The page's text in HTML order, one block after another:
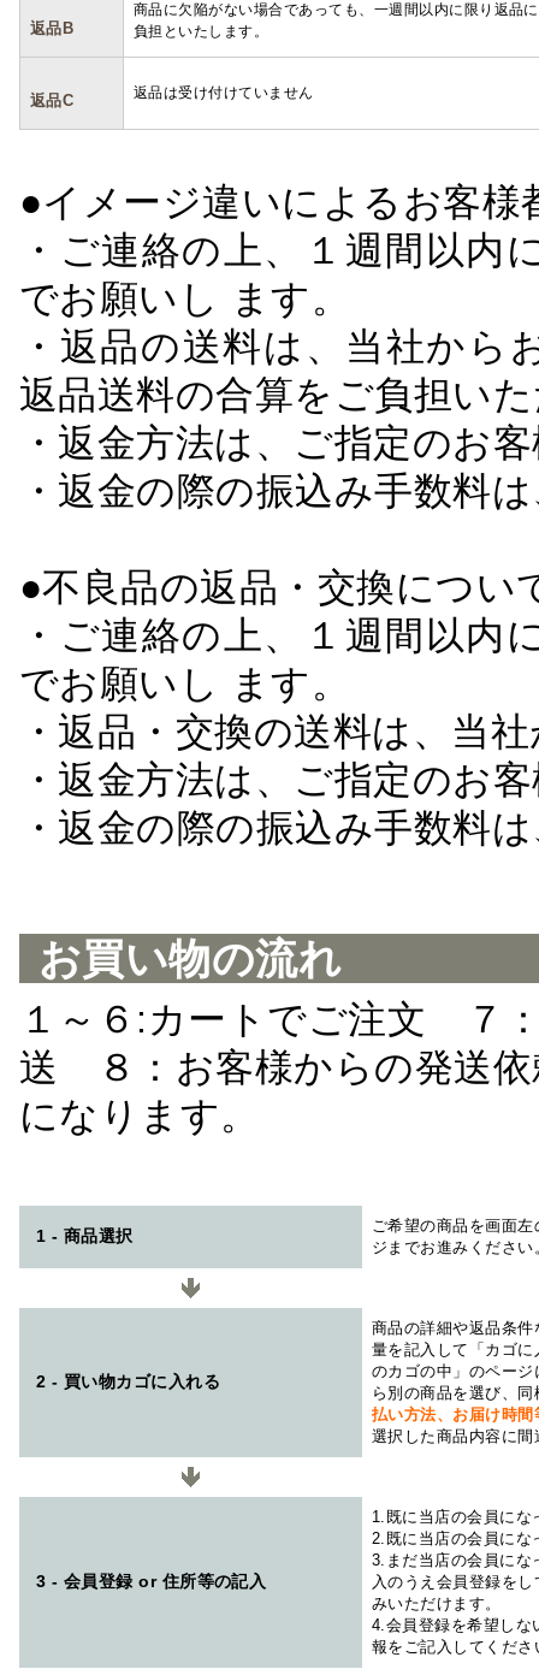
返品B
商品に欠陥がない場合であっても、一週間以内に限り返品
負担といたします。
返品C 返品は受け付けていません
●イメージ違いによるお客
・ご連絡の上、１週間以
でお願いし ます。
・返品の送料は、当社か
返品送料の合算をご負担い
・返金方法は、ご指定のお
・返金の際の振込み手数料
●不良品の返品・交換につい
・ご連絡の上、１週間以
でお願いし ます。
・返品・交換の送料は、当
・返金方法は、ご指定のお
・返金の際の振込み手数料
お買い物の流れ
１～６:カートでご注文 ７
送 ８：お客様からの発送
になります。
1 - 商品選択
ご希望の商品を画面
ジまでお進みください
2 - 買い物カゴに入れる
商品の詳細や返品条
量を記入して「カゴ
のカゴの中」のペー
ら別の商品を選び、
払い方法、お届け時
選択した商品内容に
3 - 会員登録 or 住所等の記入
1.既に当店の会員にな
2.既に当店の会員にな
3.まだ当店の会員にな
入のうえ会員登録を
みいただけます。
4.会員登録を希望しな
報をご記入してくださ